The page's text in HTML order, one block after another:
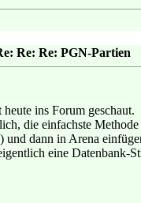
Re: Re: PGN-Partien
heute ins Forum geschaut.
die einfachste
und dann in Arena
eine Datenbank-